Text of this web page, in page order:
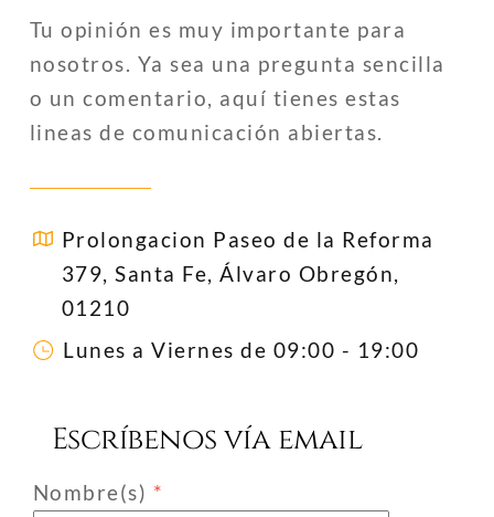
Tu opinión es muy importante para
nosotros. Ya sea una pregunta sencilla
o un comentario, aquí tienes estas
lineas de comunicación abiertas.
Prolongacion Paseo de la Reforma
379, Santa Fe, Álvaro Obregón,
01210
Lunes a Viernes de 09:00 - 19:00
Escríbenos vía email
Nombre(s) *